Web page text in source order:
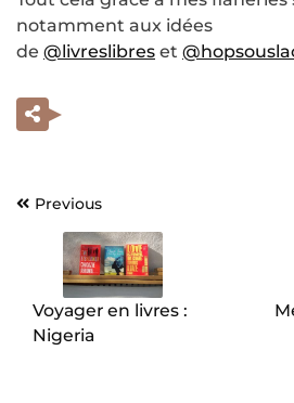
notamment aux idées
de @livreslibres et
Navigation
l’article
Previous
Voyager en livres :
Nigeria